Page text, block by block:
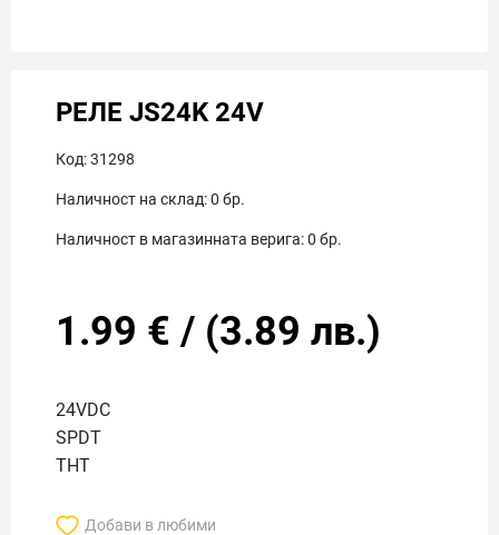
РЕЛЕ JS24K 24V
Код:31298
Наличност на склад:0 бр.
Наличност в магазинната верига:0 бр.
1.99 € / (3.89 лв.)
24VDC
SPDT
THT
Добави в любими